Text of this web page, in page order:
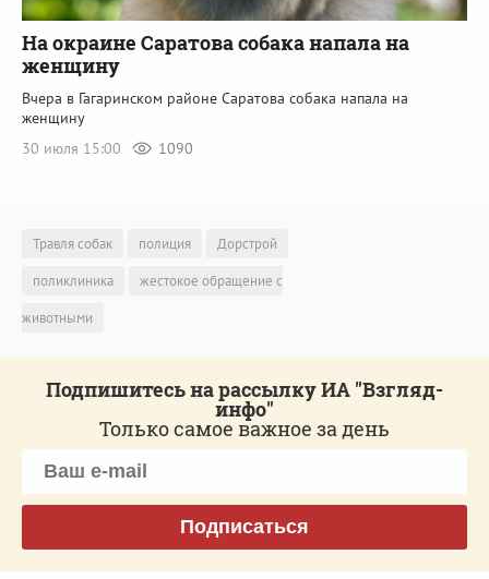
На окраине Саратова собака напала на
женщину
Вчера в Гагаринском районе Саратова собака напала на
женщину
30 июля 15:00
1090
Травля собак полиция
Дорстрой
поликлиника
жестокое обращение с
животными
Подпишитесь на рассылку ИА "Взгляд-
инфо"
Только самое важное за день
Подписаться